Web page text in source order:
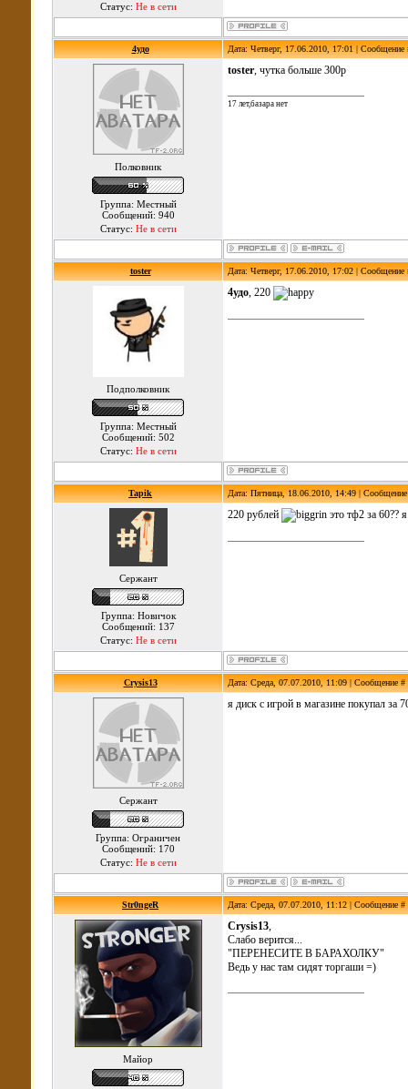
Статус: Не в сети
4удо Дата: Четверг, 17.06.2010, 17:01 |
Полковник
Группа: Местный
Сообщений: 940
Статус: Не в сети
toster, чутка больше 300р
17 лет,базара нет
toster Дата: Четверг, 17.06.2010, 17:02 |
Подполковник
Группа: Местный
Сообщений: 502
Статус: Не в сети
4удо, 220
Tapik Дата: Пятница, 18.06.2010, 14:49 |
Сержант
Группа: Новичок
Сообщений: 137
Статус: Не в сети
220 рублей это тф2 за 60??
Crysis13 Дата: Среда, 07.07.2010, 11:09 | Сообщение #
Сержант
Группа: Ограничен
Сообщений: 170
Статус: Не в сети
я диск с игрой в магазине покупал за
Str0ngeR Дата: Среда, 07.07.2010, 11:12 | Сообщение #
Майор
Crysis13,
Слабо верится...
"ПЕРЕНЕСИТЕ В БАРАХОЛКУ"
Ведь у нас там сидят торгаши =)